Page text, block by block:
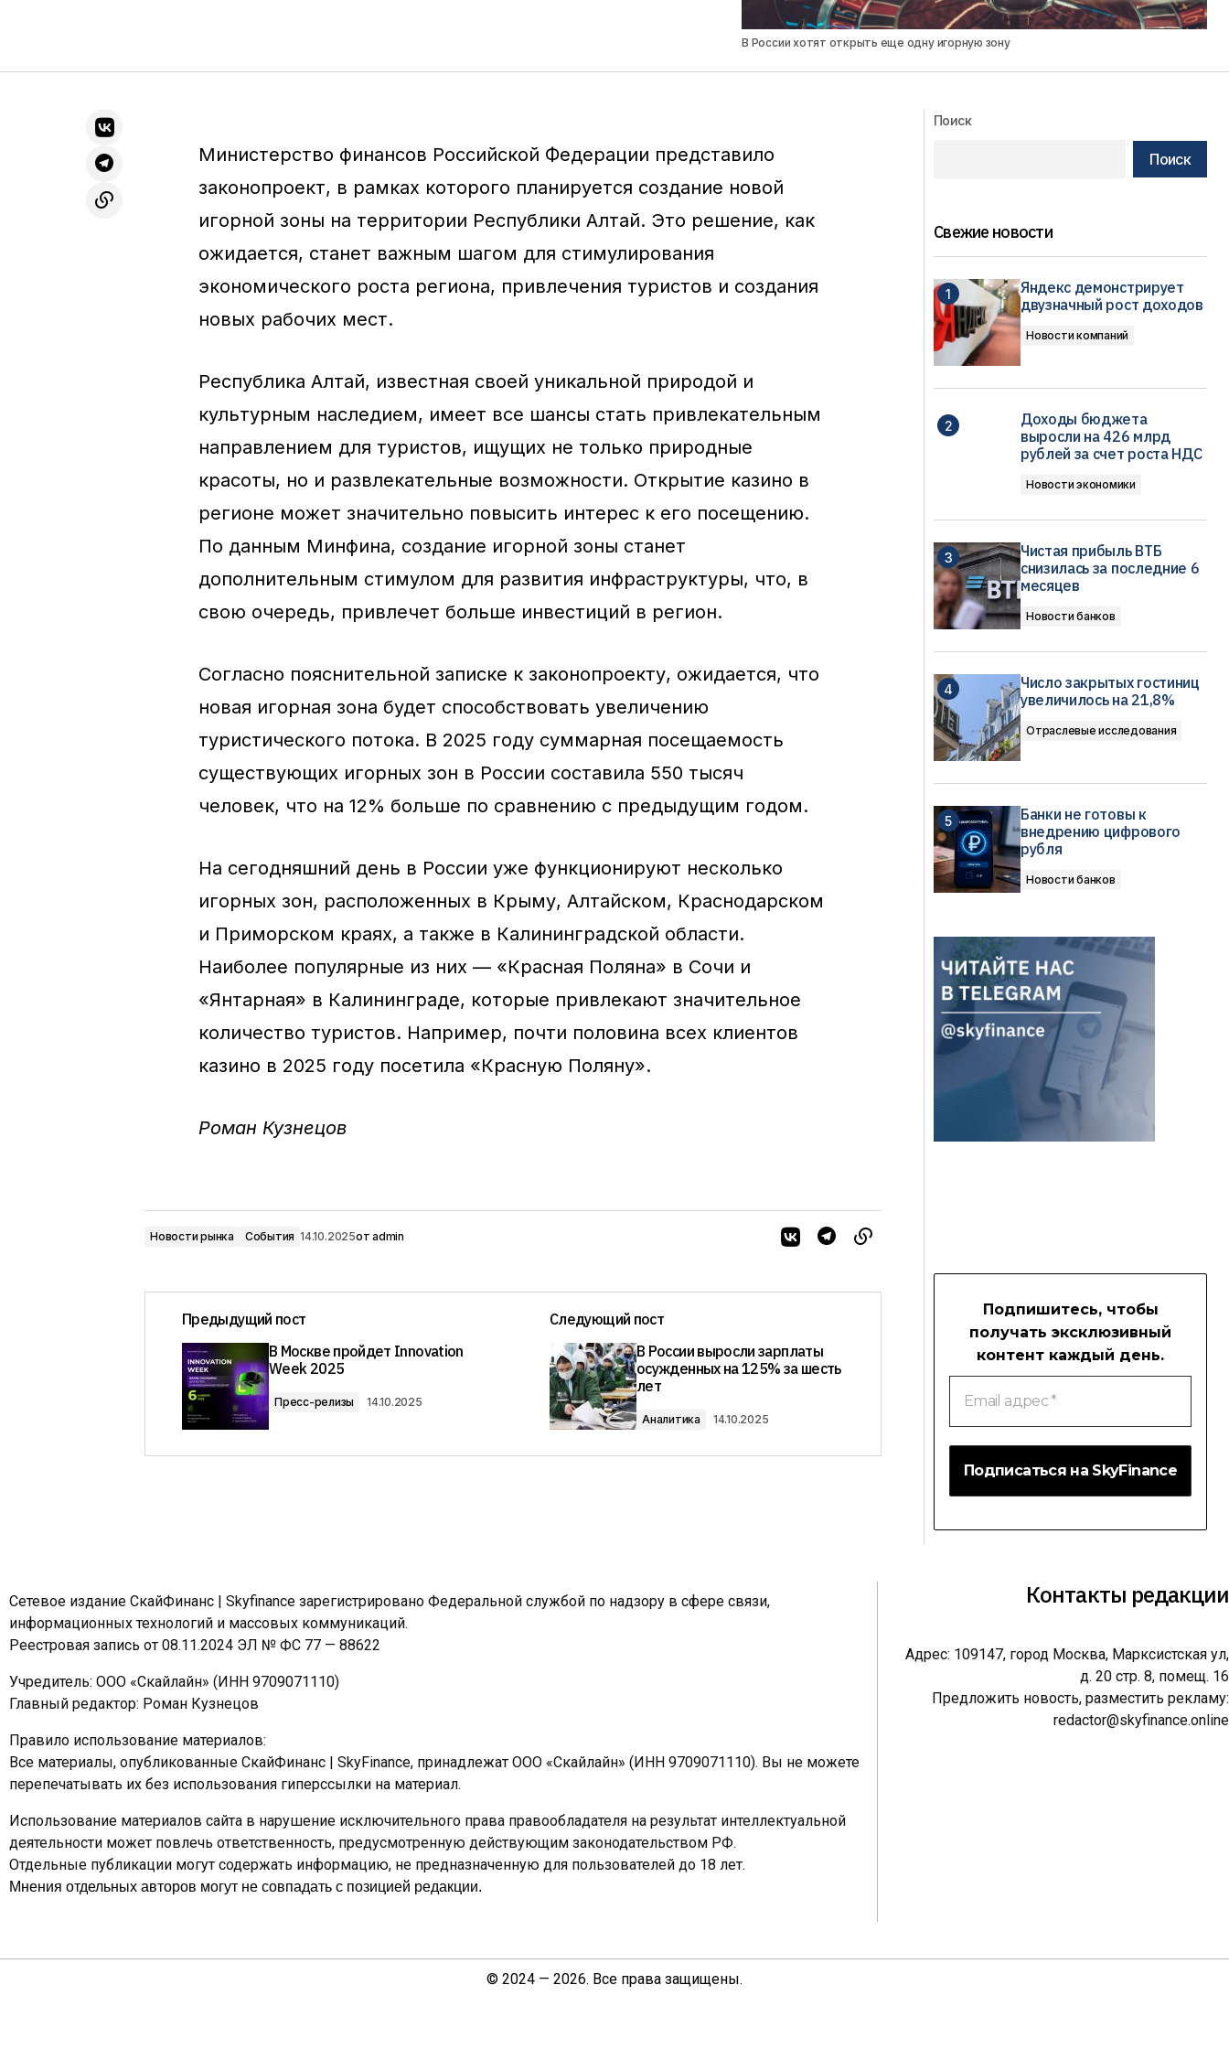
В России хотят открыть еще одну игорную зону
Министерство финансов Российской Федерации представило
законопроект, в рамках которого планируется создание новой
игорной зоны на территории Республики Алтай. Это решение, как
ожидается, станет важным шагом для стимулирования
экономического роста региона, привлечения туристов и создания
новых рабочих мест.
Республика Алтай, известная своей уникальной природой и
культурным наследием, имеет все шансы стать привлекательным
направлением для туристов, ищущих не только природные
красоты, но и развлекательные возможности. Открытие казино в
регионе может значительно повысить интерес к его посещению.
По данным Минфина, создание игорной зоны станет
дополнительным стимулом для развития инфраструктуры, что, в
свою очередь, привлечет больше инвестиций в регион.
Согласно пояснительной записке к законопроекту, ожидается, что
новая игорная зона будет способствовать увеличению
туристического потока. В 2025 году суммарная посещаемость
существующих игорных зон в России составила 550 тысяч
человек, что на 12% больше по сравнению с предыдущим годом.
На сегодняшний день в России уже функционируют несколько
игорных зон, расположенных в Крыму, Алтайском, Краснодарском
и Приморском краях, а также в Калининградской области.
Наиболее популярные из них — «Красная Поляна» в Сочи и
«Янтарная» в Калининграде, которые привлекают значительное
количество туристов. Например, почти половина всех клиентов
казино в 2025 году посетила «Красную Поляну».
Роман Кузнецов
Новости рынка События 14.10.2025от admin
Предыдущий пост
В Москве пройдет Innovation
Week 2025
Пресс-релизы 14.10.2025
Следующий пост
В России выросли зарплаты
осужденных на 125% за шесть
лет
Аналитика 14.10.2025
Поиск
Поиск
Свежие новости
Яндекс демонстрирует
двузначный рост доходов
Новости компаний
Доходы бюджета
выросли на 426 млрд
рублей за счет роста НДС
Новости экономики
Чистая прибыль ВТБ
снизилась за последние 6
месяцев
Новости банков
Число закрытых гостиниц
увеличилось на 21,8%
Отраслевые исследования
Банки не готовы к
внедрению цифрового
рубля
Новости банков
Подпишитесь, чтобы
получать эксклюзивный
контент каждый день.
адрес
Сетевое издание СкайФинанс | Skyfinance зарегистрировано Федеральной службой по надзору в сфере связи,
информационных технологий и массовых коммуникаций.
Реестровая запись от 08.11.2024 ЭЛ № ФС 77 — 88622
Учредитель: ООО «Скайлайн» (ИНН 9709071110)
Главный редактор: Роман Кузнецов
Правило использование материалов:
Все материалы, опубликованные СкайФинанс | SkyFinance, принадлежат ООО «Скайлайн» (ИНН 9709071110). Вы не можете
перепечатывать их без использования гиперссылки на материал.
Использование материалов сайта в нарушение исключительного права правообладателя на результат интеллектуальной
деятельности может повлечь ответственность, предусмотренную действующим законодательством РФ.
Отдельные публикации могут содержать информацию, не предназначенную для пользователей до 18 лет.
Мнения отдельных авторов могут не совпадать с позицией редакции.
Контакты редакции
Адрес: 109147, город Москва, Марксистская ул,
д. 20 стр. 8, помещ. 16
Предложить новость, разместить рекламу:
redactor@skyfinance.online
© 2024 — 2026. Все права защищены.